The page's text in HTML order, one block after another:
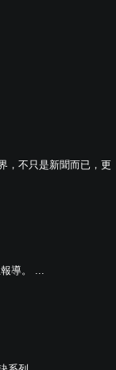
，不只是新聞而已，更
導。 ...